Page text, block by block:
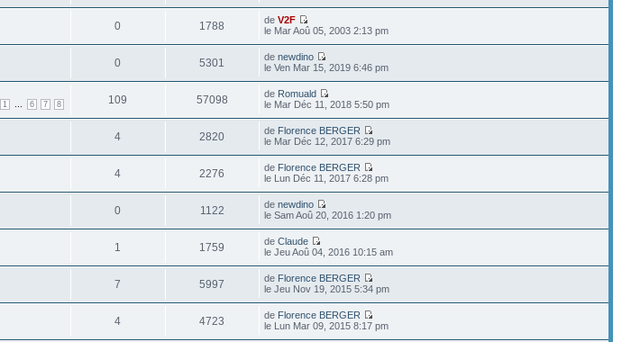
0 1788 deV2F
le Mar Aoû 05, 2003 2:13 pm
0 5301 denewdino
le Ven Mar 15, 2019 6:46 pm
1 6 7 8 109 57098 de Romuald
le Mar Déc 11, 2018 5:50 pm
4 2820 de Florence BERGER
le Mar Déc 12, 2017 6:29 pm
4 2276 de Florence BERGER
le Lun Déc 11, 2017 6:28 pm
0 1122 denewdino
le Sam Aoû 20, 2016 1:20 pm
1 1759 deClaude
le Jeu Aoû 04, 2016 10:15 am
7 5997 de Florence BERGER
le Jeu Nov 19, 2015 5:34 pm
4 4723 de Florence BERGER
le Lun Mar 09, 2015 8:17 pm